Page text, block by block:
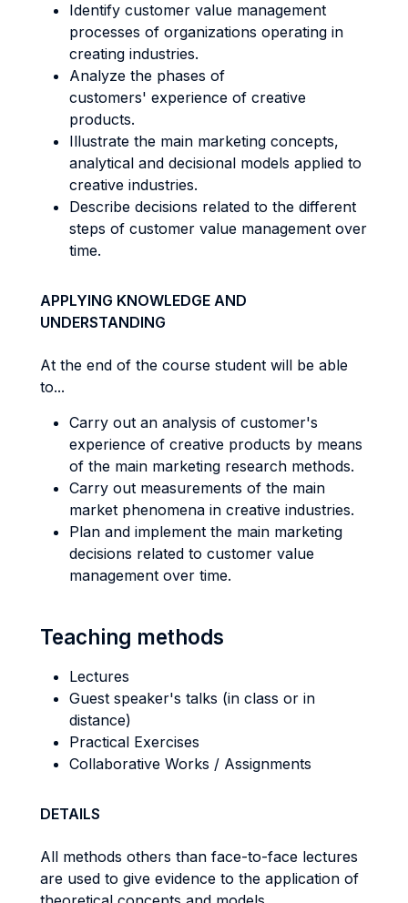
Identify customer value management
processes of organizations operating in
creating industries.
Analyze the phases of
customers' experience of creative
products.
Illustrate the main marketing concepts,
analytical and decisional models applied to
creative industries.
Describe decisions related to the different
steps of customer value management over
time.
APPLYING KNOWLEDGE AND
UNDERSTANDING
At the end of the course student will be able
to...
Carry out an analysis of customer's
experience of creative products by means
of the main marketing research methods.
Carry out measurements of the main
market phenomena in creative industries.
Plan and implement the main marketing
decisions related to customer value
management over time.
Teaching methods
Lectures
Guest speaker's talks (in class or in
distance)
Practical Exercises
Collaborative Works / Assignments
DETAILS
All methods others than face-to-face lectures
are used to give evidence to the application of